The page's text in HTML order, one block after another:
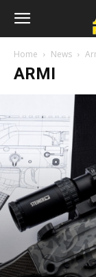
Home News
ARMI